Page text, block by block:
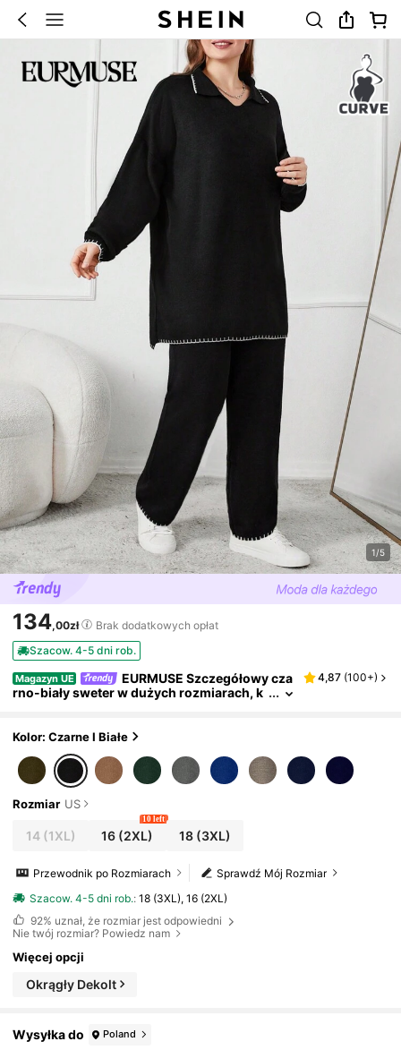
1/5
134,00zł
Brak dodatkowych opłat
Szacow. 4-5 dni rob.
Magazyn UE
EURMUSE Szczegółowy cza
rno-biały sweter w dużych rozmiarach, k
4,87 (100+)
Kolor: Czarne I Białe
Rozmiar US
14(1XL) 16 (2XL)
10 left
18(3XL)
Sprawdź Mój Rozmiar
Przewodnik po Rozmiarach
Szacow. 4-5 dni rob.:18 (3XL), 16 (2XL)
92% uznał, że rozmiar jest odpowiedni
Nie twój rozmiar? Powiedz nam
Więcej opcji
Okrągły Dekolt
Wysyłka do Poland